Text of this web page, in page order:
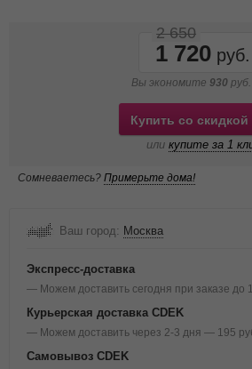
1 720
2 650
Вы экономите 930 руб.
Купить со скидкой
или купите за 1
Сомневаетесь? Примерьте дома!
Ваш город: Москва
Экспресс-доставка
— Можем доставить сегодня при заказе до
Курьерская доставка CDEK
— Можем доставить через 2-3 дня — 195
Самовывоз CDEK